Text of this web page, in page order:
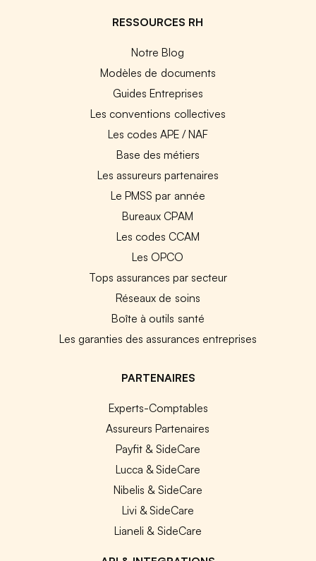
RESSOURCES RH
Notre Blog
Modèles de documents
Guides Entreprises
Les conventions collectives
Les codes APE / NAF
Base des métiers
Les assureurs partenaires
Le PMSS par année
Bureaux CPAM
Les codes CCAM
Les OPCO
Tops assurances par secteur
Réseaux de soins
Boîte à outils santé
Les garanties des assurances entreprises
PARTENAIRES
Experts-Comptables
Assureurs Partenaires
Payfit & SideCare
Lucca & SideCare
Nibelis & SideCare
Livi & SideCare
Lianeli & SideCare